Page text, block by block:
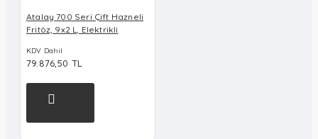
Atalay 700 Seri Çift Hazneli
Fritöz, 9x2 L, Elektrikli
KDV Dahil
79.876,50 TL